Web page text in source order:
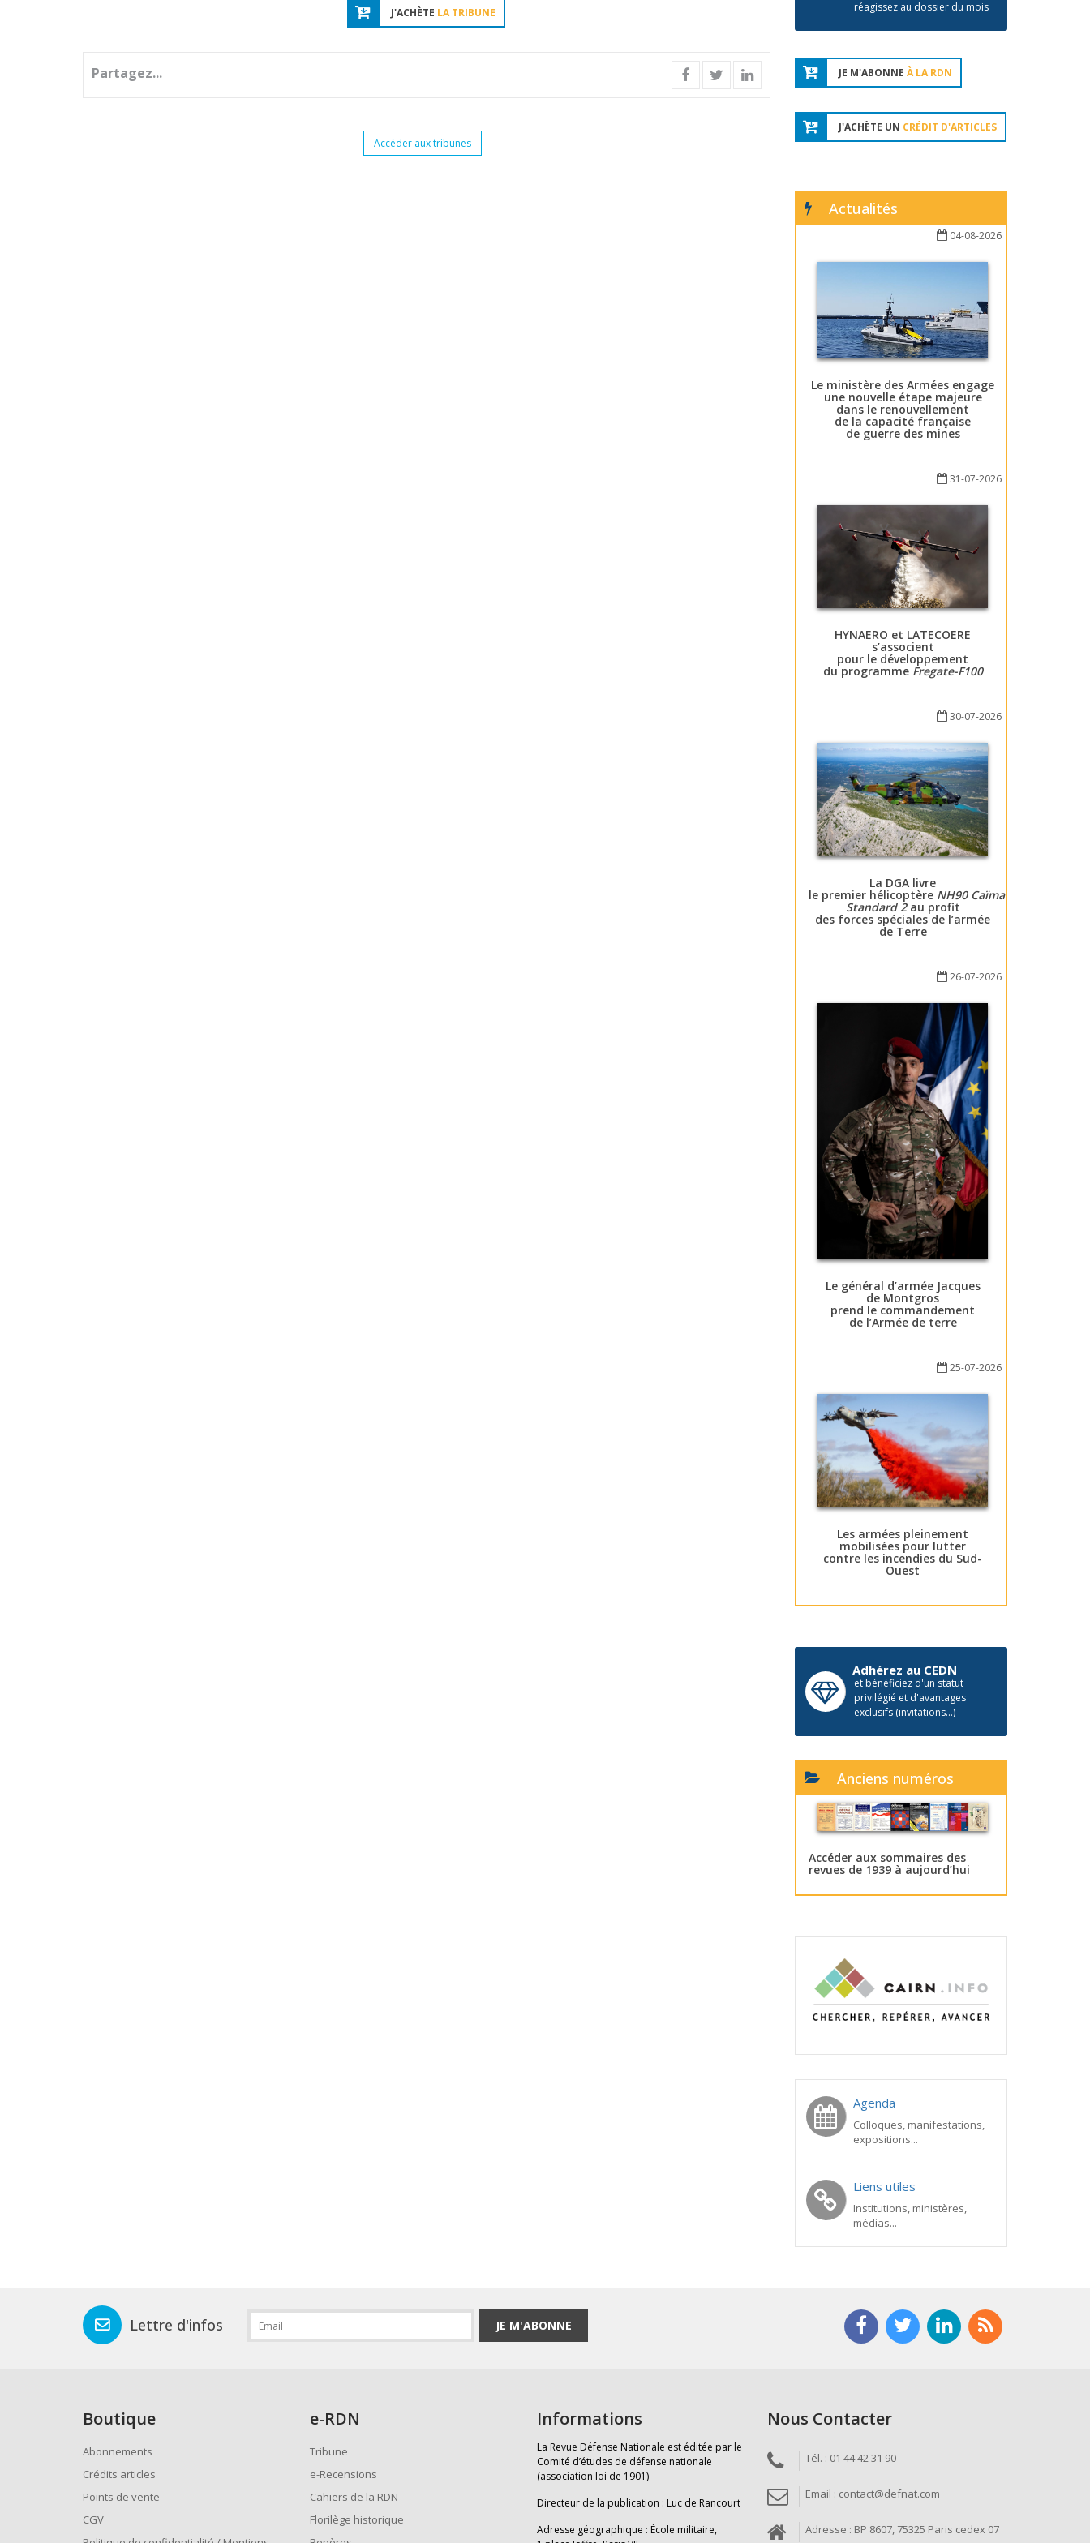
J'ACHÈTE LA TRIBUNE
Partagez...
Accéder aux tribunes
réagissez au dossier du mois
JE M'ABONNE À LA RDN
J'ACHÈTE UN CRÉDIT D'ARTICLES
Actualités
04-08-2026
Le ministère des Armées engage
une nouvelle étape majeure
dans le renouvellement
de la capacité française
de guerre des mines
31-07-2026
HYNAERO et LATECOERE
s’associent
pour le développement
du programme Fregate-F100
30-07-2026
La DGA livre
le premier hélicoptère NH90 Caïman
Standard 2au profit
des forces spéciales de l’armée
de Terre
26-07-2026
Le général d’armée Jacques
de Montgros
prend le commandement
de l’Armée de terre
25-07-2026
Les armées pleinement
mobilisées pour lutter
contre les incendies du Sud-
Ouest
Adhérez au CEDN
et bénéficiez d'un statut
privilégié et d'avantages
exclusifs (invitations...)
Anciens numéros
Accéder aux sommaires des
revues de 1939 à aujourd’hui
Agenda
Colloques, manifestations,
expositions...
Liens utiles
Institutions, ministères,
médias...
Lettre d'infos JE M'ABONNE
Boutique
Abonnements
Crédits articles
Points de vente
CGV
e-RDN
Tribune
e-Recensions
Cahiers de la RDN
Florilège historique
Informations
La Revue Défense Nationale est éditée par le
Comité d’études de défense nationale
(association loi de 1901)
Directeur de la publication : Luc de Rancourt
Adresse géographique : École militaire,
Nous Contacter
Tél. : 01 44 42 31 90
Email : contact@defnat.com
Adresse : BP 8607, 75325 Paris cedex 07